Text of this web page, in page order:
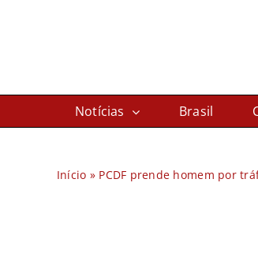
Notícias Brasil
Início » PCDF prende homem por